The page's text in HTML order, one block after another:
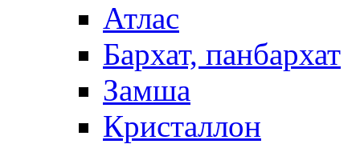
Атлас
Бархат, панбархат
Замша
Кристаллон